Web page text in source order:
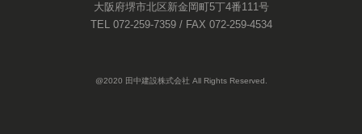
大阪府堺市北区新金岡町5丁4番111号
TEL 072-259-7359 / FAX 072-259-4534
@2020 田中建設株式会社 All Rights Reserved.